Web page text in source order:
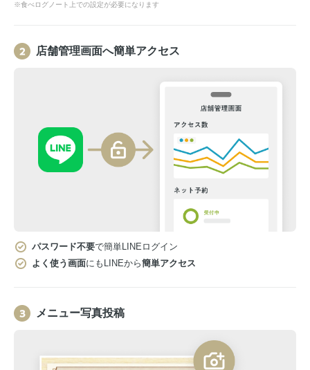
※食べログノート上での設定が必要になります
店舗管理画面へ簡単アクセス
パスワード不要で簡単LINEログイン
よく使う画面にもLINEから簡単アクセス
メニュー写真投稿